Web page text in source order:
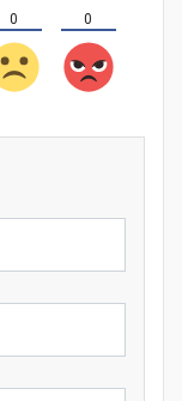
0 0